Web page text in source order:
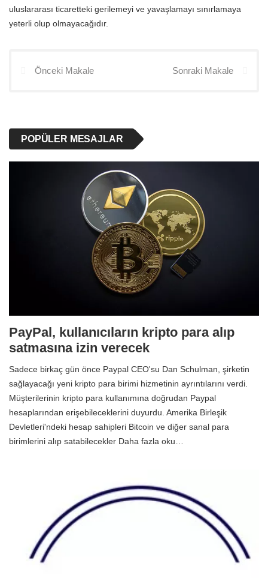
uluslararası ticaretteki gerilemeyi ve yavaşlamayı sınırlamaya
yeterli olup olmayacağıdır.
Önceki Makale Sonraki Makale
POPÜLER MESAJLAR
PayPal, kullanıcıların kripto para alıp
satmasına izin verecek
Sadece birkaç gün önce Paypal CEO'su Dan Schulman, şirketin
sağlayacağı yeni kripto para birimi hizmetinin ayrıntılarını verdi.
Müşterilerinin kripto para kullanımına doğrudan Paypal
hesaplarından erişebileceklerini duyurdu. Amerika Birleşik
Devletleri'ndeki hesap sahipleri Bitcoin ve diğer sanal para
birimlerini alıp satabilecekler Daha fazla oku…